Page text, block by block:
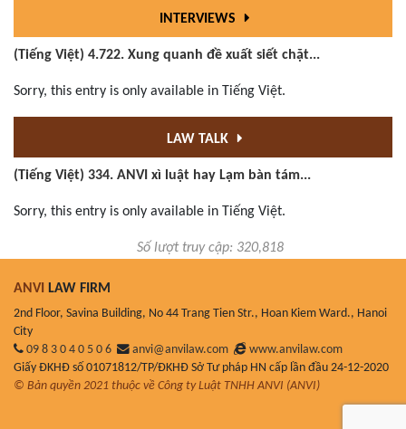
INTERVIEWS
(Tiếng Việt) 4.722. Xung quanh đề xuất siết chặt...
Sorry, this entry is only available in Tiếng Việt.
LAW TALK
(Tiếng Việt) 334. ANVI xì luật hay Lạm bàn tám...
Sorry, this entry is only available in Tiếng Việt.
Số lượt truy cập: 320,818
ANVI LAW FIRM
2nd Floor, Savina Building, No 44 Trang Tien Str., Hoan Kiem Ward., Hanoi
City
09 8 3 0 4 0 5 0 6
anvi@anvilaw.com
www.anvilaw.com
Giấy ĐKHĐ số 01071812/TP/ĐKHĐ Sở Tư pháp HN cấp lần đầu 24-12-2020
© Bản quyền 2021 thuộc về Công ty Luật TNHH ANVI (ANVI)